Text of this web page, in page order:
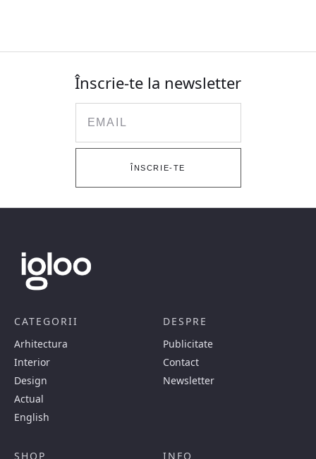
Înscrie-te la newsletter
ÎNSCRIE-TE
CATEGORII
Arhitectura
Interior
Design
Actual
English
DESPRE
Publicitate
Contact
Newsletter
SHOP INFO